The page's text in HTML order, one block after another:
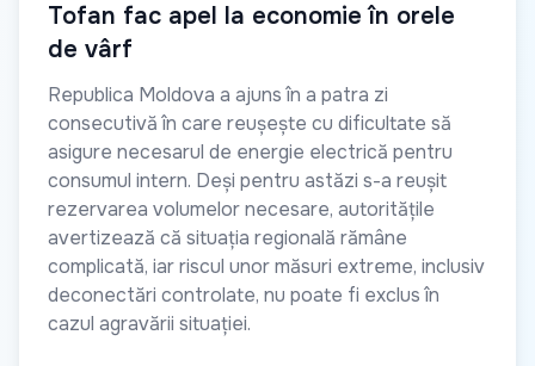
Tofan fac apel la economie în orele
de vârf
Republica Moldova a ajuns în a patra zi
consecutivă în care reușește cu dificultate să
asigure necesarul de energie electrică pentru
consumul intern. Deși pentru astăzi s-a reușit
rezervarea volumelor necesare, autoritățile
avertizează că situația regională rămâne
complicată, iar riscul unor măsuri extreme, inclusiv
deconectări controlate, nu poate fi exclus în
cazul agravării situației.